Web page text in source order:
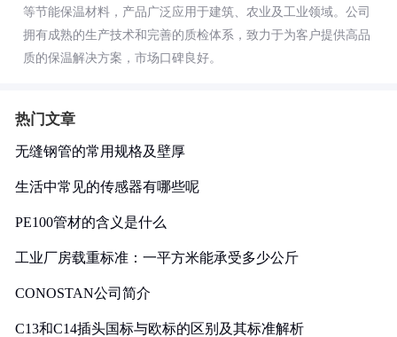
等节能保温材料，产品广泛应用于建筑、农业及工业领域。公司
拥有成熟的生产技术和完善的质检体系，致力于为客户提供高品
质的保温解决方案，市场口碑良好。
热门文章
无缝钢管的常用规格及壁厚
生活中常见的传感器有哪些呢
PE100管材的含义是什么
工业厂房载重标准：一平方米能承受多少公斤
CONOSTAN公司简介
C13和C14插头国标与欧标的区别及其标准解析